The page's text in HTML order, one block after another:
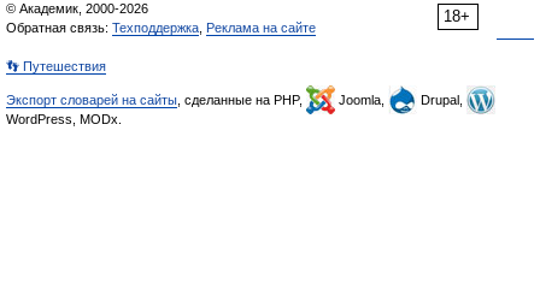
18+
© Академик, 2000-2026
Обратная связь: Техподдержка Реклама на сайте
👣 Путешествия
Экспорт словарей на сайты , сделанные на PHP, Joomla,
Drupal,
WordPress, MODx.